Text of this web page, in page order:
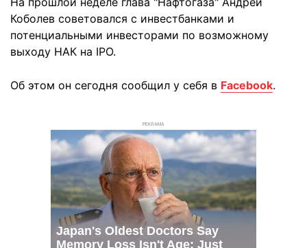
Коболев советовался с инвестбанками и
потенциальными инвесторами по возможному
выходу НАК на IPO.
Об этом он сегодня сообщил у себя в Facebook.
РЕКЛАМА